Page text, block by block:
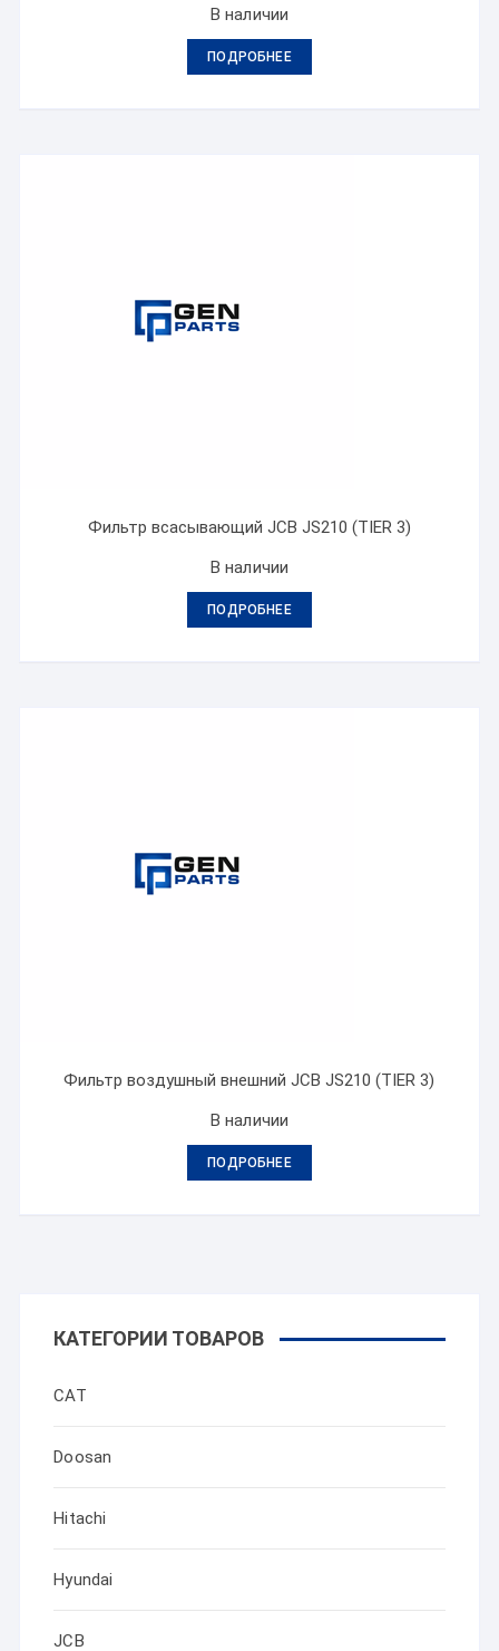
В наличии
ПОДРОБНЕЕ
Фильтр всасывающий JCB JS210 (TIER 3)
В наличии
ПОДРОБНЕЕ
Фильтр воздушный внешний JCB JS210 (TIER 3)
В наличии
ПОДРОБНЕЕ
КАТЕГОРИИ ТОВАРОВ
CAT
Doosan
Hitachi
Hyundai
JCB